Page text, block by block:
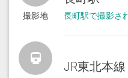
撮影地 長町駅で撮影さ
JR東北本線